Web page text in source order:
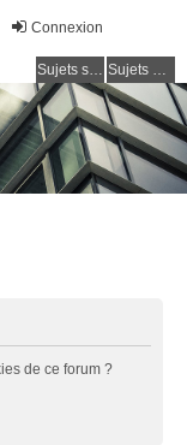
Connexion
Sujets sans réponse Sujets actifs
de ce forum ?